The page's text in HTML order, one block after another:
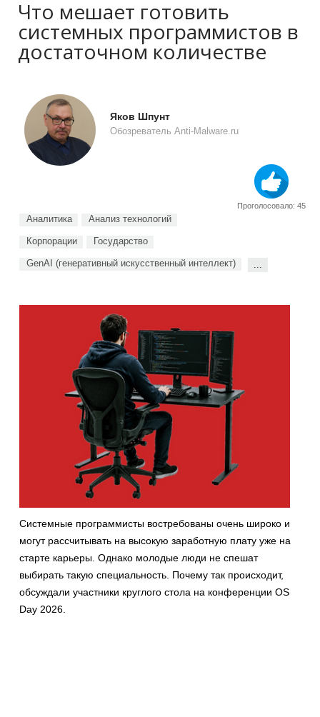
Что мешает готовить
системных программистов в
достаточном количестве
Яков Шпунт
Обозреватель Anti-Malware.ru
Проголосовало: 45
Аналитика Анализ технологий
Корпорации Государство
GenAI (генеративный искусственный интеллект) ...
Системные программисты востребованы очень широко и
могут рассчитывать на высокую заработную плату уже на
старте карьеры. Однако молодые люди не спешат
выбирать такую специальность. Почему так происходит,
обсуждали участники круглого стола на конференции OS
Day 2026.